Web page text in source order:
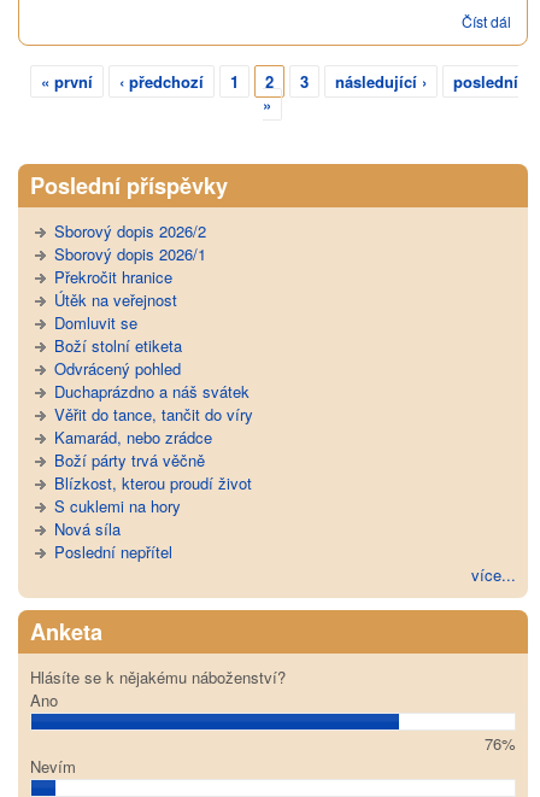
Číst dál
věřit
Stránky
« první ‹ předchozí 1 2 3 následující ›
poslední
»
Poslední příspěvky
Sborový dopis 2026/2
Sborový dopis 2026/1
Překročit hranice
Útěk na veřejnost
Domluvit se
Boží stolní etiketa
Odvrácený pohled
Duchaprázdno a náš svátek
Věřit do tance, tančit do víry
Kamarád, nebo zrádce
Boží párty trvá věčně
Blízkost, kterou proudí život
S cuklemi na hory
Nová síla
Poslední nepřítel
více...
Anketa
Hlásíte se k nějakému náboženství?
Ano
76%
Nevím